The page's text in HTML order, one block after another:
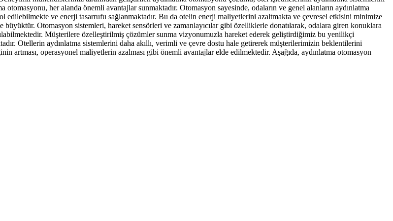
her alanda önemli avantajlar sunmaktadır. Otomasyon sayesinde, odaların ve genel alanların aydınlatma
edilebilmekte ve enerji tasarrufu sağlanmaktadır. Bu da otelin enerji maliyetlerini azaltmakta ve çevresel etkisini minimize
Otomasyon sistemleri, hareket sensörleri ve zamanlayıcılar gibi özelliklerle donatılarak, odalara giren konuklara
Müşterilere özelleştirilmiş çözümler sunma vizyonumuzla hareket ederek geliştirdiğimiz bu yenilikçi
Otellerin aydınlatma sistemlerini daha akıllı, verimli ve çevre dostu hale getirerek müşterilerimizin beklentilerini
artması, operasyonel maliyetlerin azalması gibi önemli avantajlar elde edilmektedir. Aşağıda, aydınlatma otomasyon